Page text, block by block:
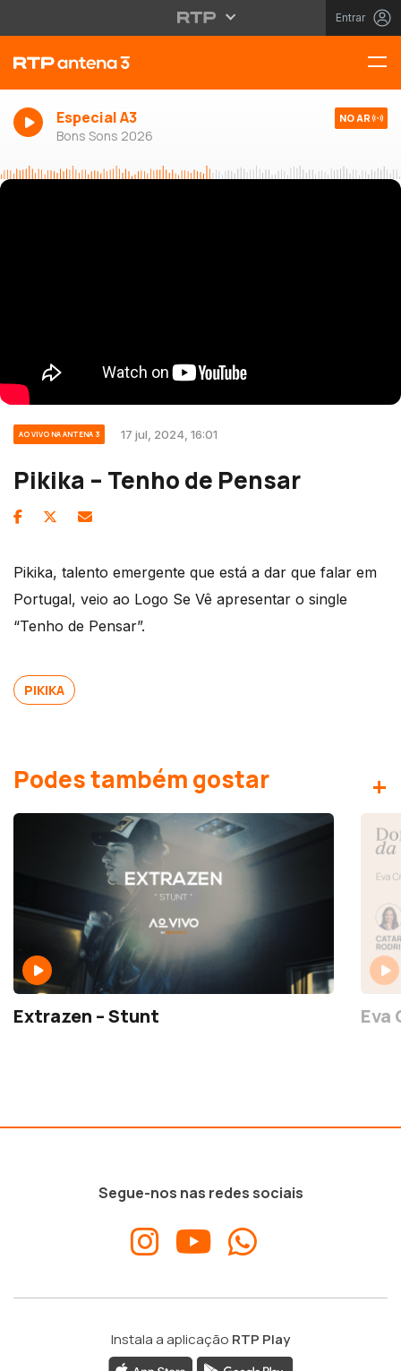
Entrar
Especial A3
Bons Sons 2026
NO AR
AO VIVO NA ANTENA 3 17 jul, 2024, 16:01
Pikika – Tenho de Pensar
Pikika, talento emergente que está a dar que falar em
Portugal, veio ao Logo Se Vê apresentar o single
“Tenho de Pensar”.
PIKIKA
Podes também gostar +
Extrazen – Stunt Eva
Segue-nos nas redes sociais
Instala a aplicação RTP Play